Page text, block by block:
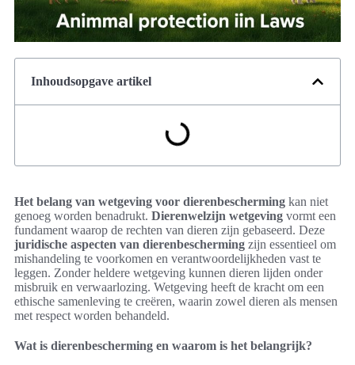
Inhoudsopgave artikel
Het belang van wetgeving voor dierenbescherming kan niet
genoeg worden benadrukt. Dierenwelzijn wetgeving vormt een
fundament waarop de rechten van dieren zijn gebaseerd. Deze
juridische aspecten van dierenbescherming zijn essentieel om
mishandeling te voorkomen en verantwoordelijkheden vast te
leggen. Zonder heldere wetgeving kunnen dieren lijden onder
misbruik en verwaarlozing. Wetgeving heeft de kracht om een
ethische samenleving te creëren, waarin zowel dieren als mensen
met respect worden behandeld.
Wat is dierenbescherming en waarom is het belangrijk?